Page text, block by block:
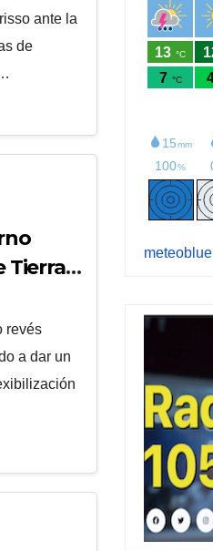
ante la
de
Tierras
revés
a dar un
meteoblue